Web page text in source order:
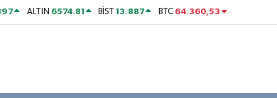
ALTIN 6574.81 BİST13.887 BTC 64.360,53